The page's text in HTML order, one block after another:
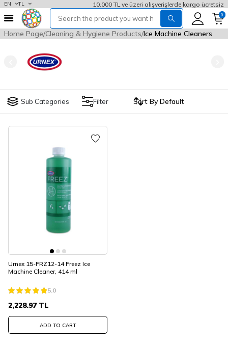
EN TL 10.000 TL ve üzeri alışverişlerde kargo ücretsiz
0
Home Page Cleaning & Hygiene Products Ice Machine Cleaners
Sub Categories Filter
Urnex 15-FRZ12-14 Freez Ice
Machine Cleaner, 414 ml
5.0
2,228.97TL
ADD TO CART